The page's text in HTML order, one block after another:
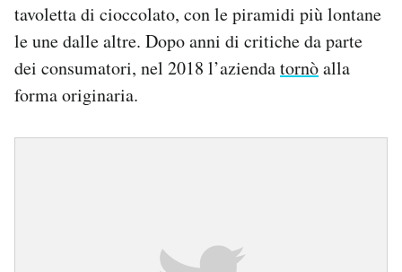
tavoletta di cioccolato, con le piramidi più lontane
le une dalle altre. Dopo anni di critiche da parte
dei consumatori, nel 2018 l’aziendatornòalla
forma originaria.